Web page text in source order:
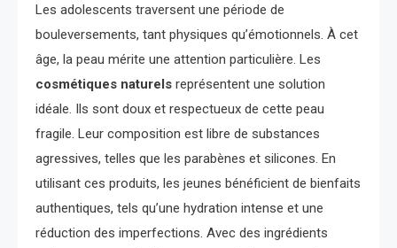
Les adolescents traversent une période de
bouleversements, tant physiques qu’émotionnels. À cet
âge, la peau mérite une attention particulière. Les
cosmétiques naturels représentent une solution
idéale. Ils sont doux et respectueux de cette peau
fragile. Leur composition est libre de substances
agressives, telles que les parabènes et silicones. En
utilisant ces produits, les jeunes bénéficient de bienfaits
authentiques, tels qu’une hydration intense et une
réduction des imperfections. Avec des ingrédients